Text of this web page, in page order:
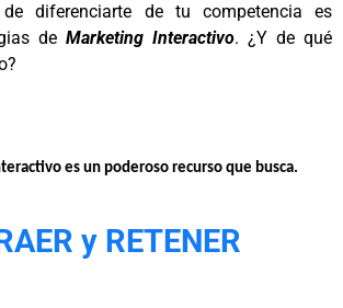
diferenciarte de tu competencia es
de Marketing Interactivo. ¿Y de qué
es un poderoso recurso que busca.
y RETENER